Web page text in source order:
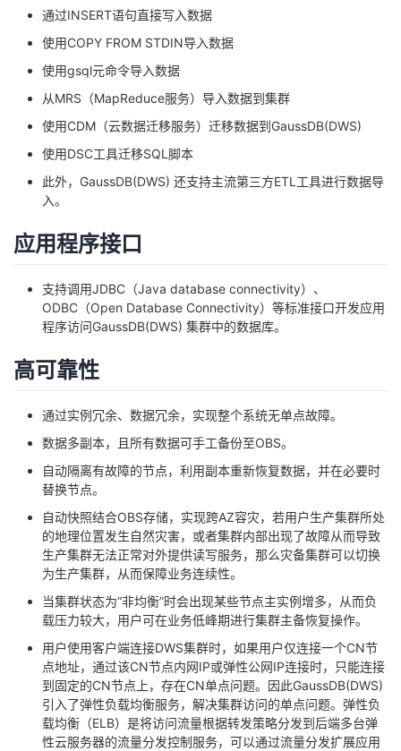
通过INSERT语句直接写入数据
使用COPY FROM STDIN导入数据
使用gsql元命令导入数据
从MRS（MapReduce服务）导入数据到集群
使用CDM（云数据迁移服务）迁移数据到GaussDB(DWS)
使用DSC工具迁移SQL脚本
此外，GaussDB(DWS) 还支持主流第三方ETL工具进行数据导
入。
应用程序接口
支持调用JDBC（Java database connectivity）、
ODBC（Open Database Connectivity）等标准接口开发应用
程序访问GaussDB(DWS) 集群中的数据库。
高可靠性
通过实例冗余、数据冗余，实现整个系统无单点故障。
数据多副本，且所有数据可手工备份至OBS。
自动隔离有故障的节点，利用副本重新恢复数据，并在必要时
替换节点。
自动快照结合OBS存储，实现跨AZ容灾，若用户生产集群所处
的地理位置发生自然灾害，或者集群内部出现了故障从而导致
生产集群无法正常对外提供读写服务，那么灾备集群可以切换
为生产集群，从而保障业务连续性。
当集群状态为“非均衡”时会出现某些节点主实例增多，从而负
载压力较大，用户可在业务低峰期进行集群主备恢复操作。
用户使用客户端连接DWS集群时，如果用户仅连接一个CN节
点地址，通过该CN节点内网IP或弹性公网IP连接时，只能连接
到固定的CN节点上，存在CN单点问题。因此GaussDB(DWS)
引入了弹性负载均衡服务，解决集群访问的单点问题。弹性负
载均衡（ELB）是将访问流量根据转发策略分发到后端多台弹
性云服务器的流量分发控制服务，可以通过流量分发扩展应用